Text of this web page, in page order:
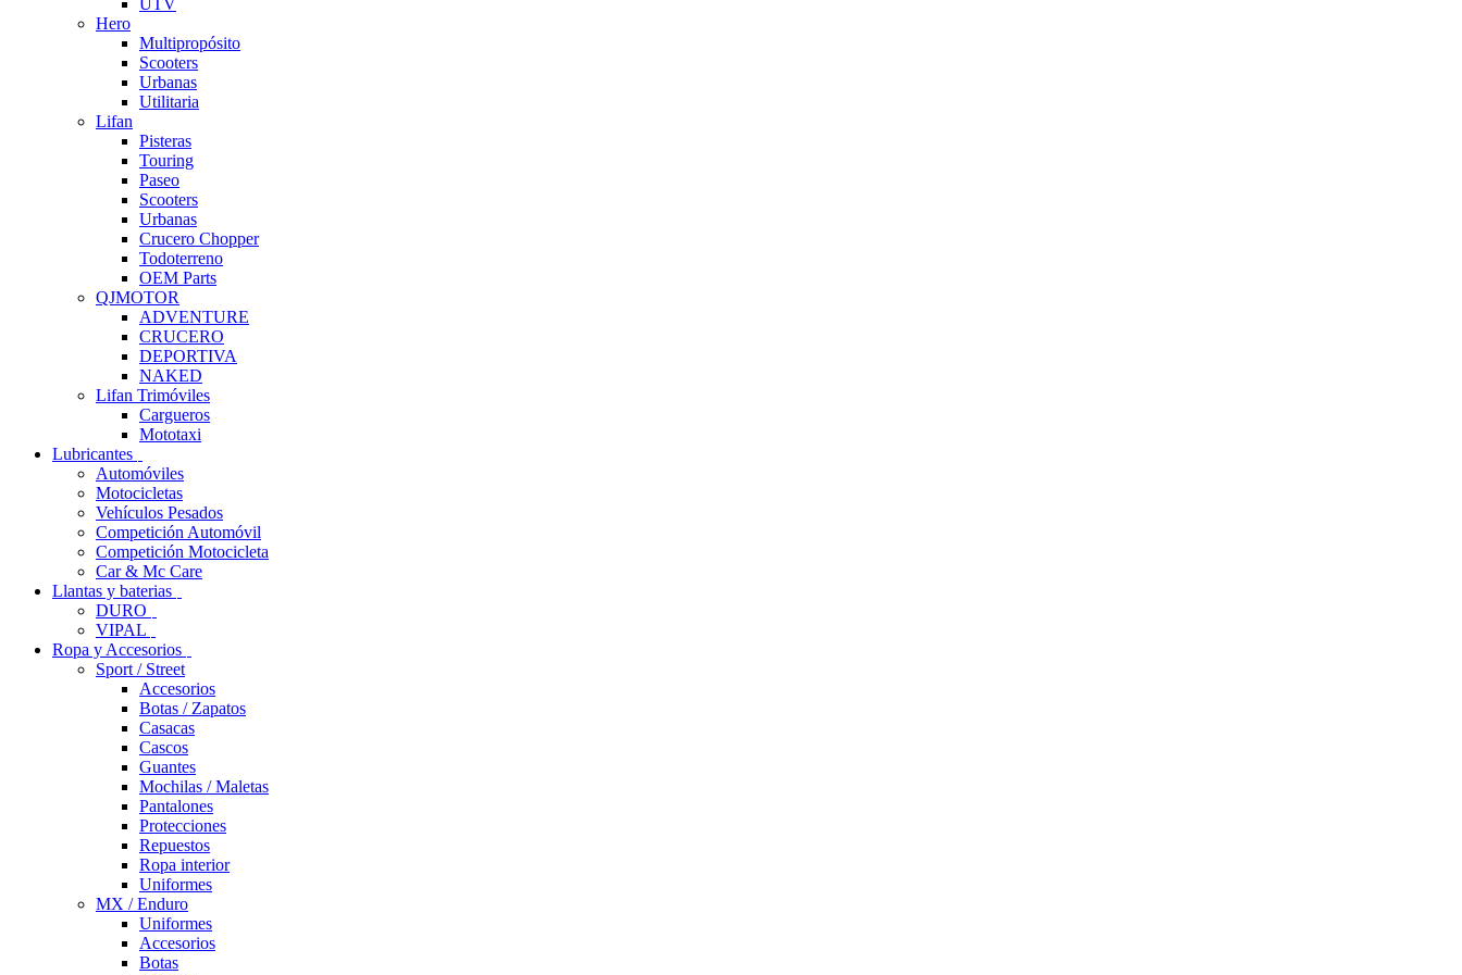
UTV
Hero
Multipropósito
Scooters
Urbanas
Utilitaria
Lifan
Pisteras
Touring
Paseo
Scooters
Urbanas
Crucero Chopper
Todoterreno
OEM Parts
QJMOTOR
ADVENTURE
CRUCERO
DEPORTIVA
NAKED
Lifan Trimóviles
Cargueros
Mototaxi
Lubricantes
Automóviles
Motocicletas
Vehículos Pesados
Competición Automóvil
Competición Motocicleta
Car & Mc Care
Llantas y baterias
DURO
VIPAL
Ropa y Accesorios
Sport / Street
Accesorios
Botas / Zapatos
Casacas
Cascos
Guantes
Mochilas / Maletas
Pantalones
Protecciones
Repuestos
Ropa interior
Uniformes
MX / Enduro
Uniformes
Accesorios
Botas